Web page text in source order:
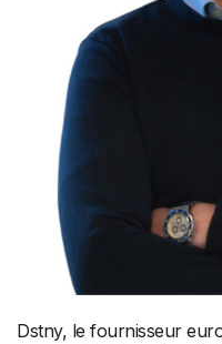
Dstny, le fournisseur européen de solutions de